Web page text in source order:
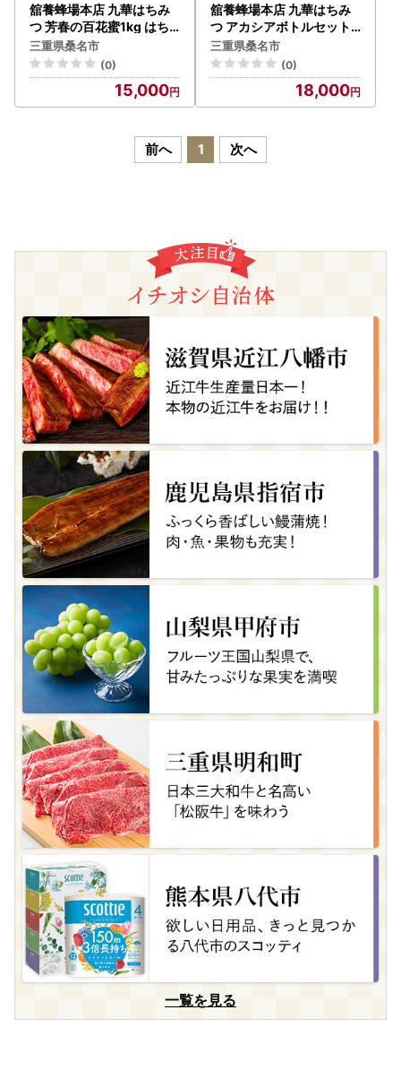
舘養蜂場本店 九華はちみ
つ 芳春の百花蜜1kg はち
みつ 蜂蜜 ハチミツ 国産は
ちみつ ハニー
三重県桑名市
(0)
15,000
舘養蜂場本店 九華はちみ
つ アカシアボトルセット3
00g×2本 計600g はちみ
つ 蜂蜜 ハチミツ 国産はち
みつ ハニー
三重県桑名市
(0)
18,000
前へ 1 次へ
一覧を見る